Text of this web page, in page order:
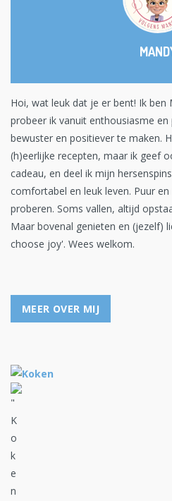
Hoi, wat leuk dat je er bent! Ik ben
probeer ik vanuit enthousiasme
bewuster en positiever te maken.
(h)eerlijke recepten, maar ik geef
cadeau, en deel ik mijn
comfortabel en leuk leven. Puur
proberen. Soms vallen, altijd
Maar bovenal genieten en (jezelf)
choose joy'. Wees welkom.
MEER OVER MIJ